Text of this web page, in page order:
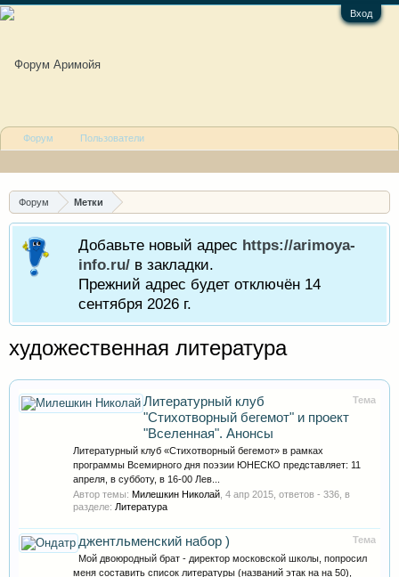
Вход
Форум Метки
Добавьте новый адрес https://arimoya-
info.ru/ в закладки.
Прежний адрес будет отключён 14
сентября 2026 г.
художественная литература
Тема
Литературный клуб
"Стихотворный бегемот" и проект
"Вселенная". Анонсы
Литературный клуб «Стихотворный бегемот» в рамках
программы Всемирного дня поэзии ЮНЕСКО представляет: 11
апреля, в субботу, в 16-00 Лев...
Автор темы: Милешкин Николай 4 апр 2015 , ответов - 336, в
разделе: Литература
Тема
джентльменский набор )
Мой двоюродный брат - директор московской школы, попросил
меня составить список литературы (названий этак на на 50),
Форум Пользователи